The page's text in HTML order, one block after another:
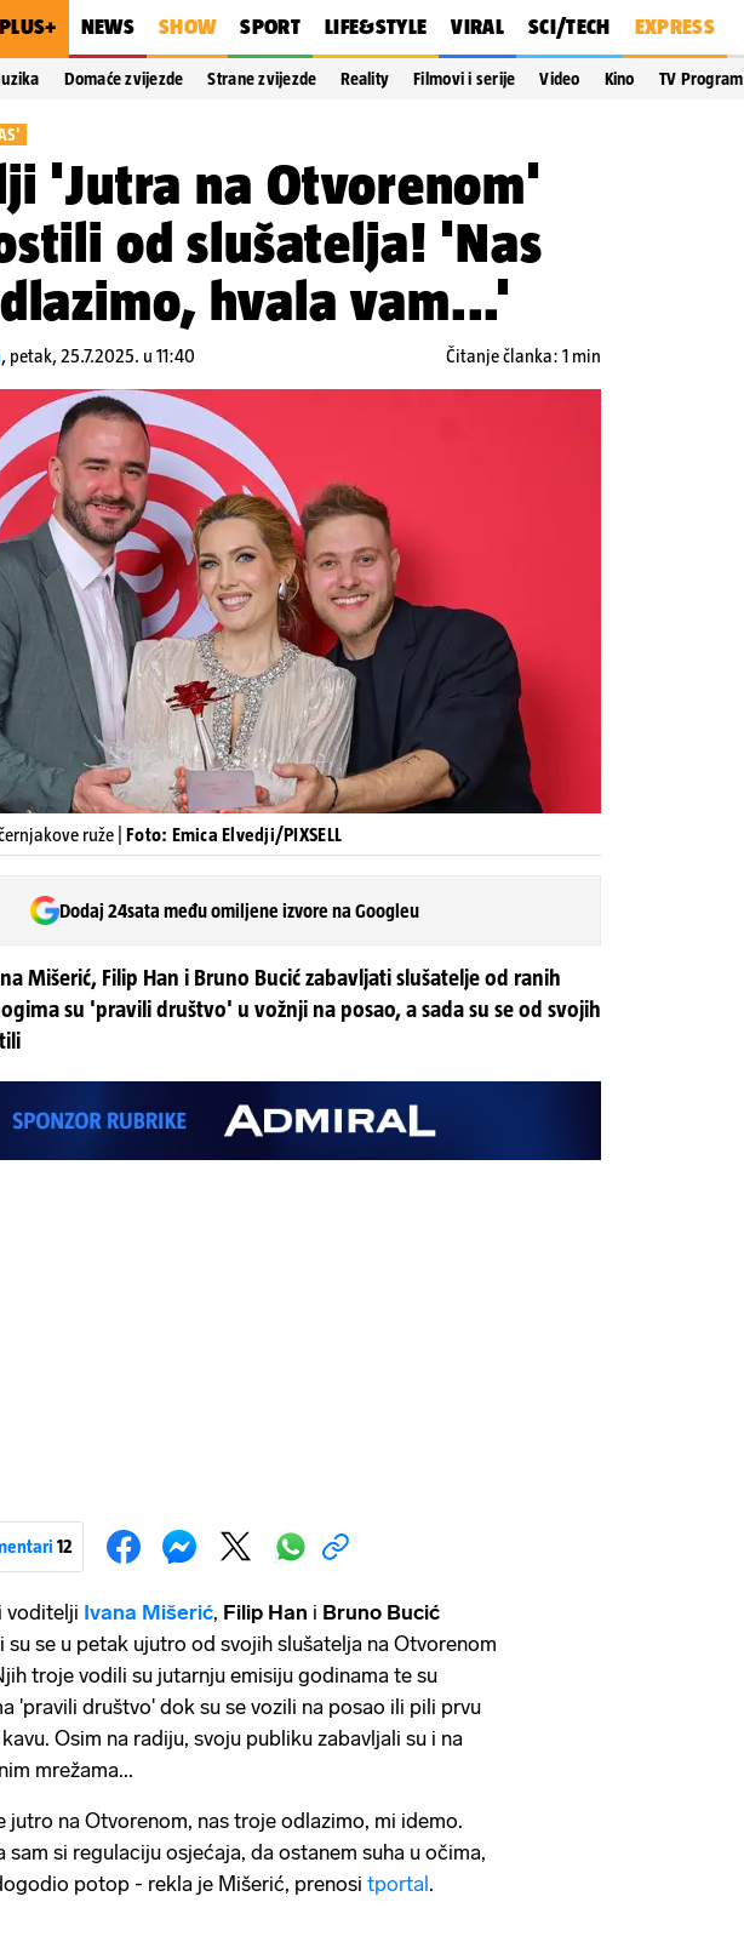
PLUS+ NEWS SHOW SPORT LIFE&STYLE VIRAL SCI/TECH EXPRESS
Domaće zvijezde Strane zvijezde Reality Filmovi i serije Video Kino TV Program
'Jutra na Otvorenom'
od slušatelja! 'Nas
hvala vam...'
, petak, 25.7.2025. u 11:40 Čitanje članka: 1 min
ruže | Foto: Emica Elvedji/PIXSELL
Dodaj 24sata među omiljene izvore na Googleu
Mišerić, Filip Han i Bruno Bucić zabavljati slušatelje od ranih
su 'pravili društvo' u vožnji na posao, a sada su se od svojih
12
voditelji Ivana Mišerić, Filip Han i Bruno Bucić
su se u petak ujutro od svojih slušatelja na Otvorenom
troje vodili su jutarnju emisiju godinama te su
'pravili društvo' dok su se vozili na posao ili pili prvu
Osim na radiju, svoju publiku zabavljali su i na
mrežama...
jutro na Otvorenom, nas troje odlazimo, mi idemo.
sam si regulaciju osjećaja, da ostanem suha u očima,
potop - rekla je Mišerić, prenosi tportal.